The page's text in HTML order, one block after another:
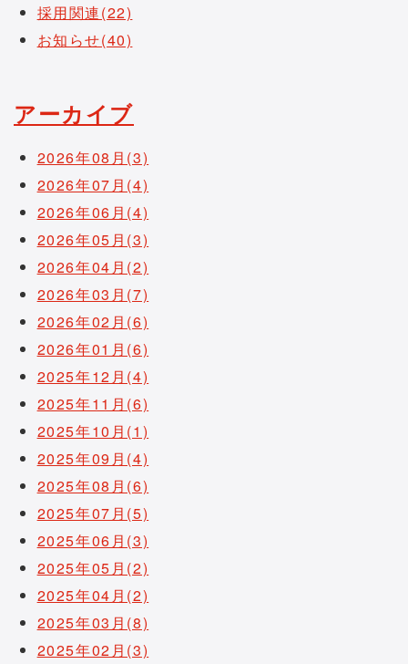
採用関連(22)
お知らせ(40)
アーカイブ
2026年08月(3)
2026年07月(4)
2026年06月(4)
2026年05月(3)
2026年04月(2)
2026年03月(7)
2026年02月(6)
2026年01月(6)
2025年12月(4)
2025年11月(6)
2025年10月(1)
2025年09月(4)
2025年08月(6)
2025年07月(5)
2025年06月(3)
2025年05月(2)
2025年04月(2)
2025年03月(8)
2025年02月(3)